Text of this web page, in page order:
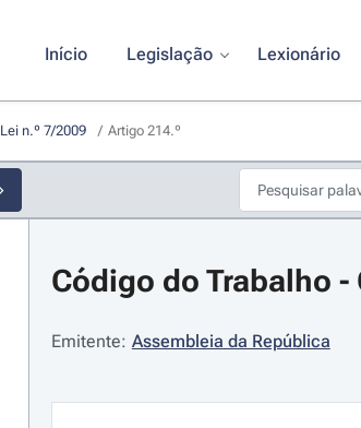
Início Legislação Lexionário
Lei n.º 7/2009 / Artigo 214.º
Código do Trabalho -
Emitente: Assembleia da República